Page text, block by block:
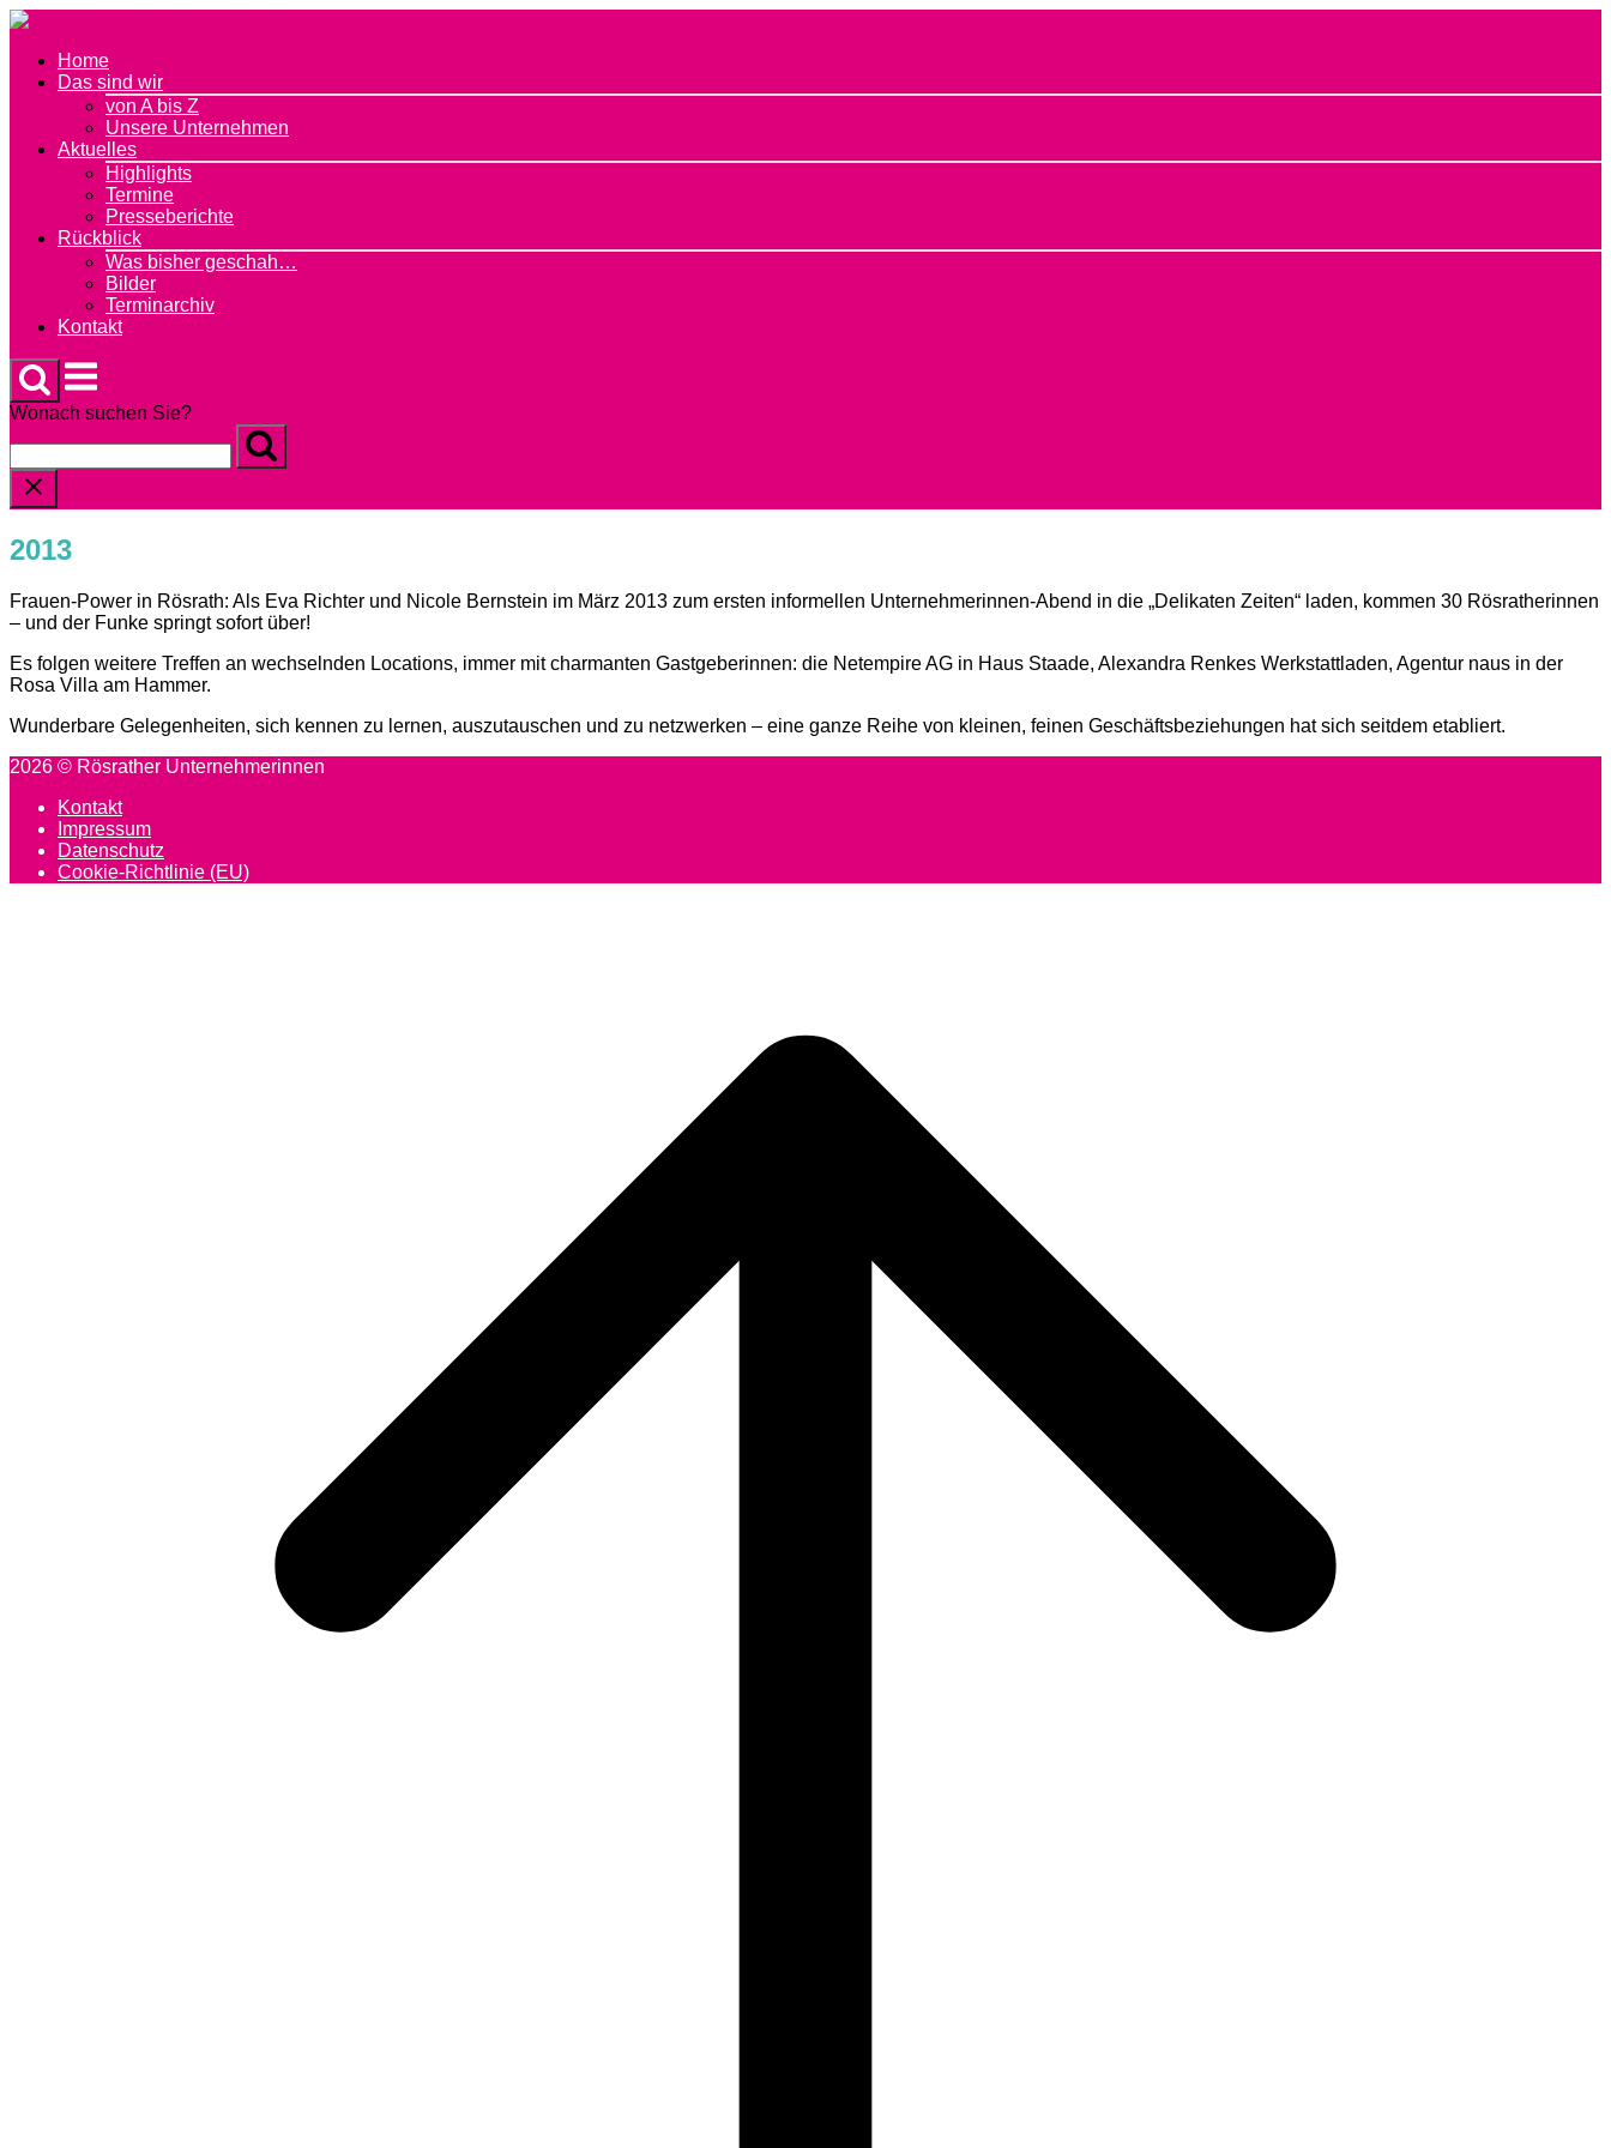
Skip
contentHome
Das sind wir
von A bis Z
Unsere Unternehmen
Aktuelles
Highlights
Termine
Presseberichte
Rückblick
Was bisher geschah…
Bilder
Terminarchiv
Kontakt
Menu
Wonach suchen Sie?
2013
Frauen-Power in Rösrath: Als Eva Richter und Nicole Bernstein im März 2013 zum ersten informellen Unternehmerinnen-Abend in die „Delikaten Zeiten“ laden, kommen 30 Rösratherinnen
– und der Funke springt sofort über!
Es folgen weitere Treffen an wechselnden Locations, immer mit charmanten Gastgeberinnen: die Netempire AG in Haus Staade, Alexandra Renkes Werkstattladen, Agentur naus in der
Rosa Villa am Hammer.
Wunderbare Gelegenheiten, sich kennen zu lernen, auszutauschen und zu netzwerken – eine ganze Reihe von kleinen, feinen Geschäftsbeziehungen hat sich seitdem etabliert.
Post
navigation
2026 © Rösrather Unternehmerinnen
Kontakt
Impressum
Datenschutz
Cookie-Richtlinie (EU)